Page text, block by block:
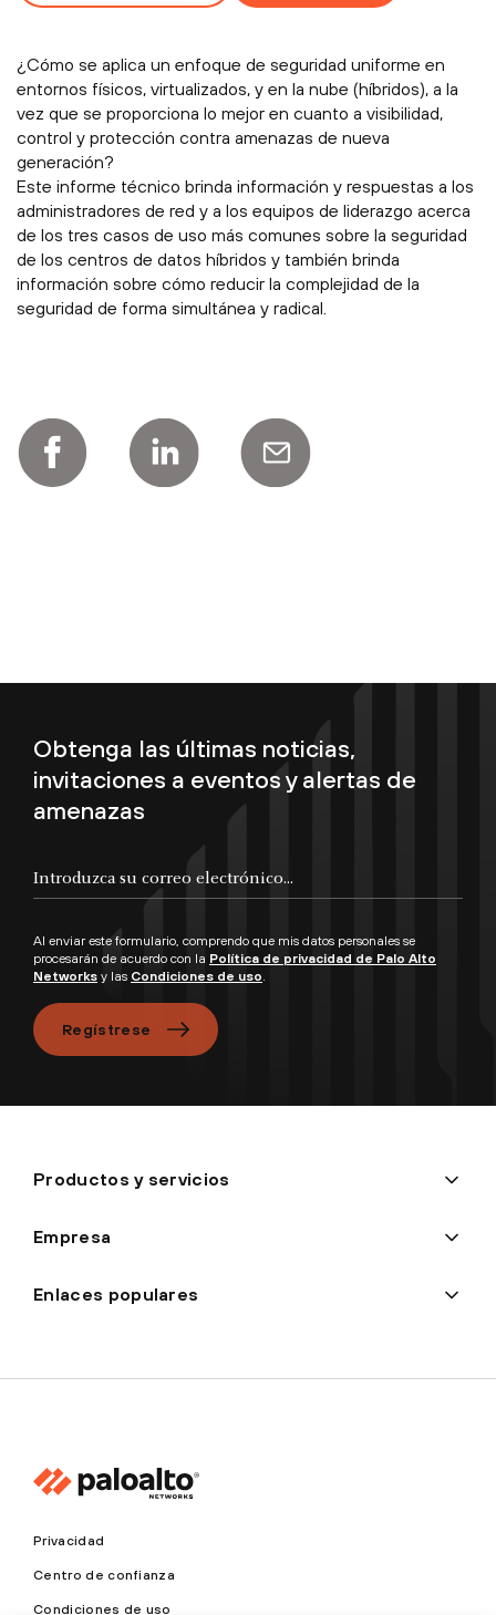
¿Cómo se aplica un enfoque de seguridad uniforme en
entornos físicos, virtualizados, y en la nube (híbridos), a la
vez que se proporciona lo mejor en cuanto a visibilidad,
control y protección contra amenazas de nueva
generación?
Este informe técnico brinda información y respuestas a los
administradores de red y a los equipos de liderazgo acerca
de los tres casos de uso más comunes sobre la seguridad
de los centros de datos híbridos y también brinda
información sobre cómo reducir la complejidad de la
seguridad de forma simultánea y radical.
Obtenga las últimas noticias,
invitaciones a eventos y alertas de
amenazas
Al enviar este formulario, comprendo que mis datos personales se
procesarán de acuerdo con la Política de privacidad de Palo Alto
Networks y las Condiciones de uso.
Regístrese
Productos y servicios
Empresa
Enlaces populares
Privacidad
Centro de confianza
Condiciones de uso